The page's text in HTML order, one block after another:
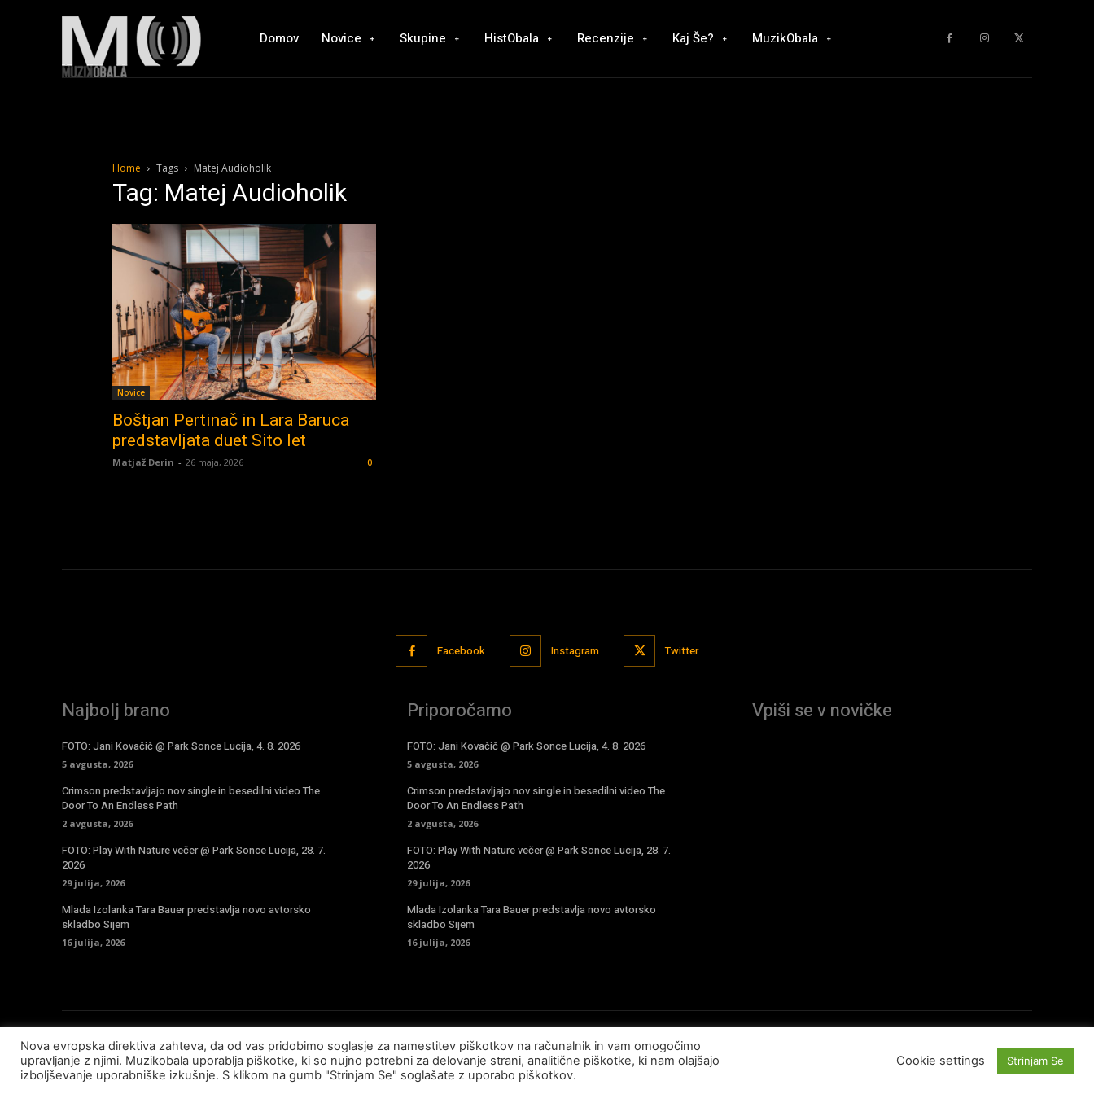
Domov Novice Skupine HistObala Recenzije Kaj Še? MuzikObala
Home Tags Matej Audioholik
Tag: Matej Audioholik
Novice
Boštjan Pertinač in Lara Baruca
predstavljata duet Sito let
Matjaž Derin - 26 maja, 2026 0
Facebook Instagram Twitter
Najbolj brano
FOTO: Jani Kovačič @ Park Sonce Lucija, 4. 8. 2026
5 avgusta, 2026
Crimson predstavljajo nov single in besedilni video The
Door To An Endless Path
2 avgusta, 2026
FOTO: Play With Nature večer @ Park Sonce Lucija, 28. 7.
2026
29 julija, 2026
Mlada Izolanka Tara Bauer predstavlja novo avtorsko
skladbo Sijem
16 julija, 2026
Priporočamo
FOTO: Jani Kovačič @ Park Sonce Lucija, 4. 8. 2026
5 avgusta, 2026
Crimson predstavljajo nov single in besedilni video The
Door To An Endless Path
2 avgusta, 2026
FOTO: Play With Nature večer @ Park Sonce Lucija, 28. 7.
2026
29 julija, 2026
Mlada Izolanka Tara Bauer predstavlja novo avtorsko
skladbo Sijem
16 julija, 2026
Vpiši se v novičke
© Copyright - Muzikobala 2023 - Created byBaleynet O Portalu Kontakti
Nova evropska direktiva zahteva, da od vas pridobimo soglasje za namestitev piškotkov na računalnik in vam omogočimo
upravljanje z njimi. Muzikobala uporablja piškotke, ki so nujno potrebni za delovanje strani, analitične piškotke, ki nam olajšajo
izboljševanje uporabniške izkušnje. S klikom na gumb "Strinjam Se" soglašate z uporabo piškotkov.
Cookie settings Strinjam Se